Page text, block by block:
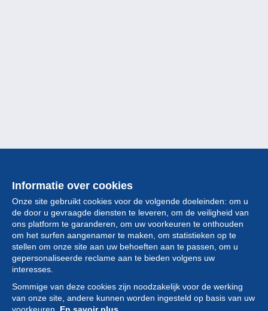
Informatie over cookies
Onze site gebruikt cookies voor de volgende doeleinden: om u
de door u gevraagde diensten te leveren, om de veiligheid van
ons platform te garanderen, om uw voorkeuren te onthouden
om het surfen aangenamer te maken, om statistieken op te
stellen om onze site aan uw behoeften aan te passen, om u
gepersonaliseerde reclame aan te bieden volgens uw
interesses.
Sommige van deze cookies zijn noodzakelijk voor de werking
van onze site, andere kunnen worden ingesteld op basis van uw
Collectie
Nieuws